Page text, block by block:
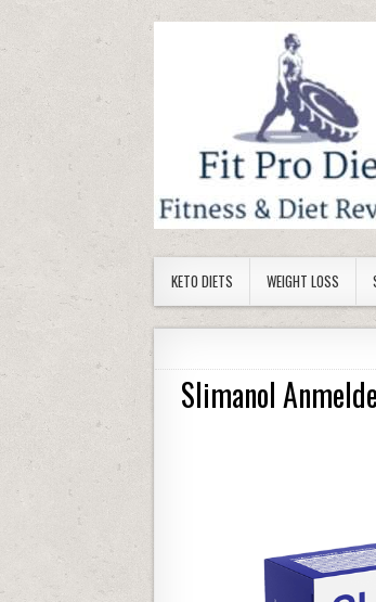
KETO DIETS WEIGHT LOSS
Slimanol